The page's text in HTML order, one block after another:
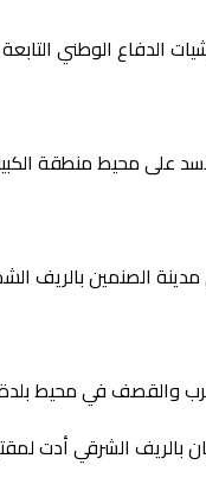
الدفاع الوطني
محيط منطقة
الصنمين بالريف
والقصف في محيط
بالريف الشرقي